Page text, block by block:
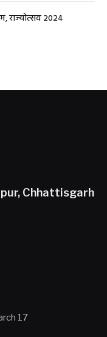
राज्योत्सव 2024
Chhattisgarh